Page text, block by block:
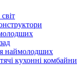
наймолодших
кухонні комбайни